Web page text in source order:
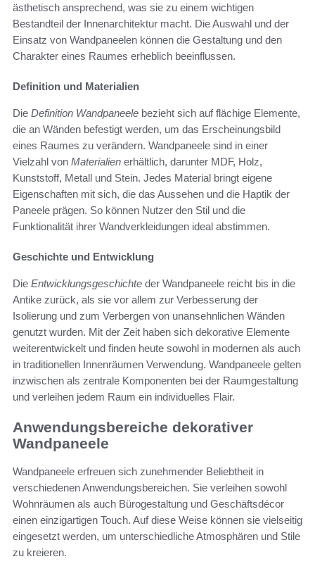
ästhetisch ansprechend, was sie zu einem wichtigen
Bestandteil der Innenarchitektur macht. Die Auswahl und der
Einsatz von Wandpaneelen können die Gestaltung und den
Charakter eines Raumes erheblich beeinflussen.
Definition und Materialien
Die Definition Wandpaneele bezieht sich auf flächige Elemente,
die an Wänden befestigt werden, um das Erscheinungsbild
eines Raumes zu verändern. Wandpaneele sind in einer
Vielzahl von Materialien erhältlich, darunter MDF, Holz,
Kunststoff, Metall und Stein. Jedes Material bringt eigene
Eigenschaften mit sich, die das Aussehen und die Haptik der
Paneele prägen. So können Nutzer den Stil und die
Funktionalität ihrer Wandverkleidungen ideal abstimmen.
Geschichte und Entwicklung
Die Entwicklungsgeschichte der Wandpaneele reicht bis in die
Antike zurück, als sie vor allem zur Verbesserung der
Isolierung und zum Verbergen von unansehnlichen Wänden
genutzt wurden. Mit der Zeit haben sich dekorative Elemente
weiterentwickelt und finden heute sowohl in modernen als auch
in traditionellen Innenräumen Verwendung. Wandpaneele gelten
inzwischen als zentrale Komponenten bei der Raumgestaltung
und verleihen jedem Raum ein individuelles Flair.
Anwendungsbereiche dekorativer
Wandpaneele
Wandpaneele erfreuen sich zunehmender Beliebtheit in
verschiedenen Anwendungsbereichen. Sie verleihen sowohl
Wohnräumen als auch Bürogestaltung und Geschäftsdécor
einen einzigartigen Touch. Auf diese Weise können sie vielseitig
eingesetzt werden, um unterschiedliche Atmosphären und Stile
zu kreieren.